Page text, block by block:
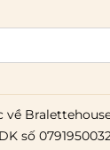
tiêu chuẩn
về
số